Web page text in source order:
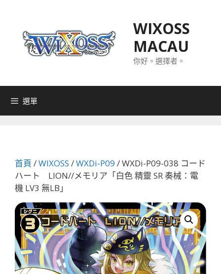
WIXOSS
MACAU
你好。選擇者。
選單
首頁 /WIXOSS /WXDi-P09 / WXDi-P09-038 コード
ハート LION//メモリア「白色 精靈 SR 奏械：電
機 LV3 無LB」